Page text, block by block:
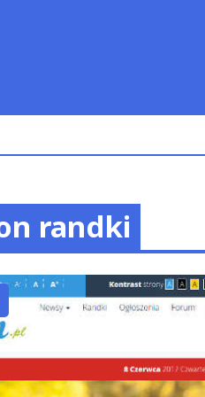
randki